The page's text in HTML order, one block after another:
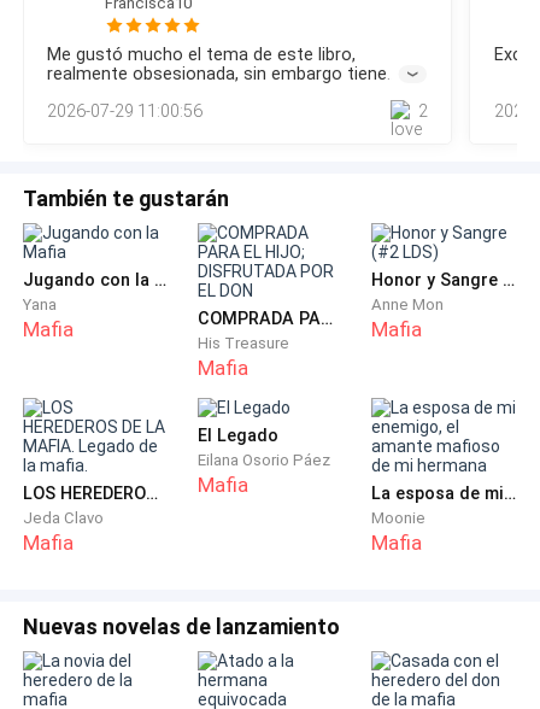
Todos sabían que algo importante estaba por
anunciarse.
Uno de los hombres se acercó y habló con respeto.
Una leve sonrisa apareció en los labios de Víctor.
—¿Dónde está? —preguntó con calma.
—En su casa. Está encerrada en una habitación, como
Víctor asintió lentamente.
—Bien. Vigílenla.
Los hombres se retiraron enseguida.
Él sabía perfectamente que aquella operación no
hombres en el proceso.
maldita noticia. Aquella voz en televisión. Aquellas palabras.
"Víctor Moretti ha muerto." No. Se negaba a creerlo. Se
negaba. Aunque el miedo estuviera destruyéndola por
dentro. Aunque cada minuto sin noticias la estuviera vo
Me gustó mucho el tema de este libro,
realmente obsesionada, sin embargo tiene
nombres que confunden bastante cuando se
está leyendo, espero realmente que saque una
2026-07-29 11:00:56 2
También te gustarán
Jugando con la Mafia
Yana
Mafia COMPRADA PARA EL HIJO; DISFRUTADA POR EL DON
His Treasure
Mafia
Honor y Sangre (#2 LDS)
Anne Mon
Mafia
LOS HEREDEROS DE LA MAFIA. Legado de la mafia.
Jeda Clavo
Mafia
El Legado
Eilana Osorio Páez
Mafia La esposa de mi enemigo, el amante mafioso de mi hermana
Moonie
Mafia
Nuevas novelas de lanzamiento